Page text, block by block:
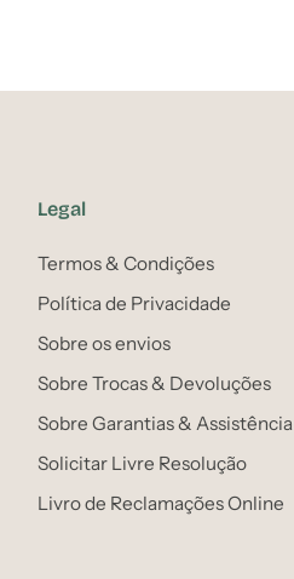
Legal
Termos & Condições
Política de Privacidade
Sobre os envios
Sobre Trocas & Devoluções
Sobre Garantias & Assistência
Solicitar Livre Resolução
Livro de Reclamações Online